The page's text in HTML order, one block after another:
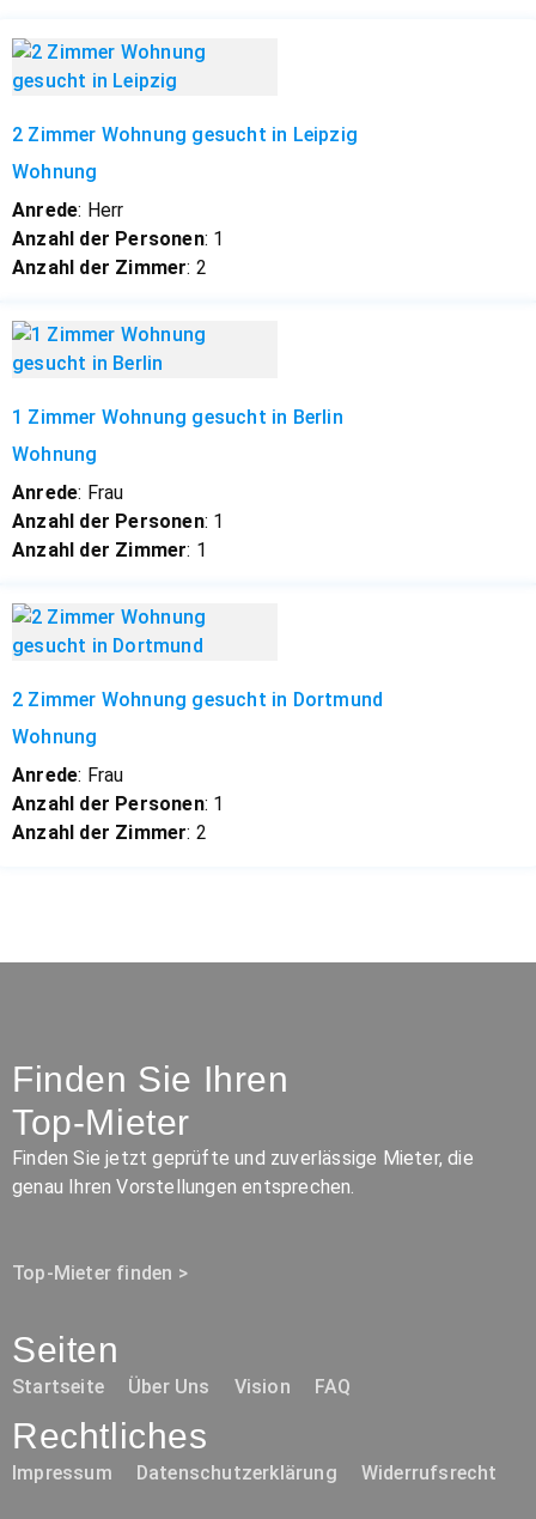
2 Zimmer Wohnung gesucht in Leipzig
Wohnung
Anrede: Herr
Anzahl der Personen: 1
Anzahl der Zimmer: 2
1 Zimmer Wohnung gesucht in Berlin
Wohnung
Anrede: Frau
Anzahl der Personen: 1
Anzahl der Zimmer: 1
2 Zimmer Wohnung gesucht in Dortmund
Wohnung
Anrede: Frau
Anzahl der Personen: 1
Anzahl der Zimmer: 2
Finden Sie Ihren
Top-Mieter
Finden Sie jetzt geprüfte und zuverlässige Mieter, die
genau Ihren Vorstellungen entsprechen.
Top-Mieter finden >
Seiten
Startseite Über Uns Vision FAQ
Rechtliches
Impressum Datenschutzerklärung Widerrufsrecht